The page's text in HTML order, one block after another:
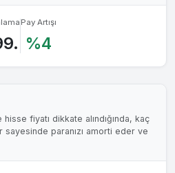
Pay Artışı
%4
fiyatı dikkate alındığında, kaç
paranızı amorti eder ve